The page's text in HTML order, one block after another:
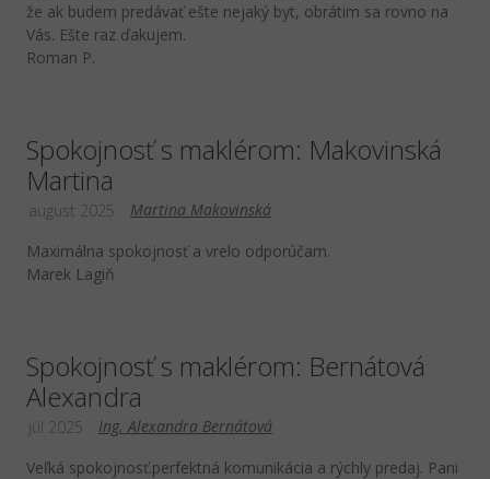
že ak budem predávať ešte nejaký byt, obrátim sa rovno na
Vás. Ešte raz ďakujem.
Roman P.
Spokojnosť s maklérom: Makovinská
Martina
Martina Makovinská
august 2025
Maximálna spokojnosť a vrelo odporúčam.
Marek Lagiň
Spokojnosť s maklérom: Bernátová
Alexandra
Ing. Alexandra Bernátová
júl 2025
Veľká spokojnosť.perfektná komunikácia a rýchly predaj. Pani